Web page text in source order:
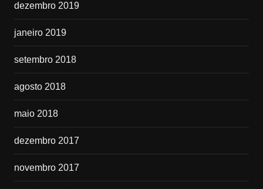
dezembro 2019
janeiro 2019
setembro 2018
agosto 2018
maio 2018
dezembro 2017
novembro 2017